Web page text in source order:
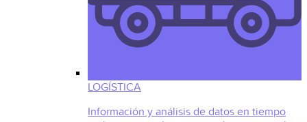
LOGÍSTICA
Información y análisis de datos en tiempo